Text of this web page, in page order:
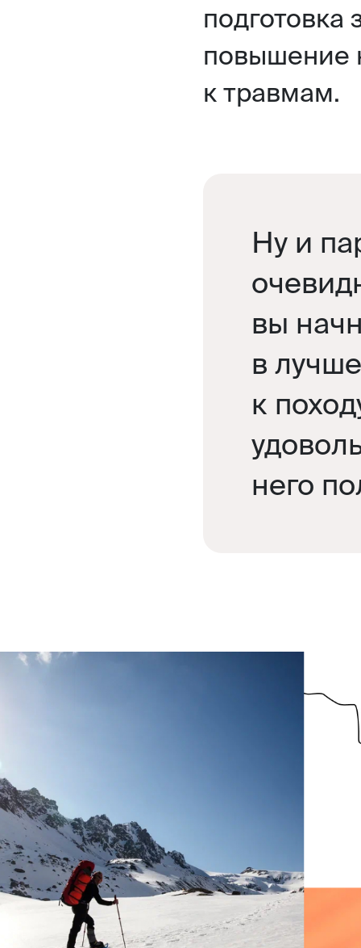
подготовка
повышение
к травмам.
Ну и
вы
в
к
него